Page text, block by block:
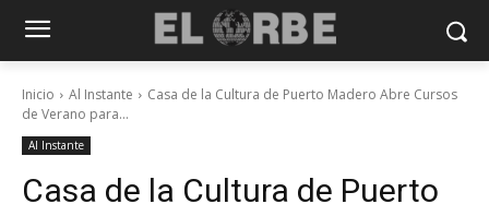
Inicio Al Instante
Casa de la Cultura de Puerto Madero Abre Cursos
de Verano para...
Al Instante
Casa de la Cultura de Puerto